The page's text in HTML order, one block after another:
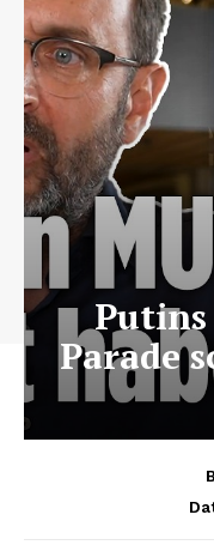
Putins
Parade